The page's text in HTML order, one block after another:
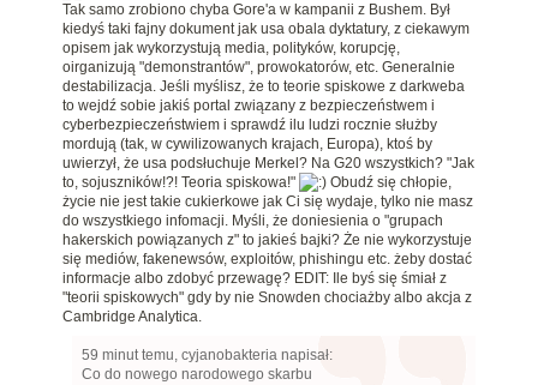
Tak samo zrobiono chyba Gore'a w kampanii z Bushem. Był
kiedyś taki fajny dokument jak usa obala dyktatury, z ciekawym
opisem jak wykorzystują media, polityków, korupcję,
oirganizują "demonstrantów", prowokatorów, etc. Generalnie
destabilizacja. Jeśli myślisz, że to teorie spiskowe z darkweba
to wejdź sobie jakiś portal związany z bezpieczeństwem i
cyberbezpieczeństwiem i sprawdź ilu ludzi rocznie służby
mordują (tak, w cywilizowanych krajach, Europa), ktoś by
uwierzył, że usa podsłuchuje Merkel? Na G20 wszystkich? "Jak
to, sojuszników!?! Teoria spiskowa!"
Obudź się chłopie,
życie nie jest takie cukierkowe jak Ci się wydaje, tylko nie masz
do wszystkiego infomacji. Myśli, że doniesienia o "grupach
hakerskich powiązanych z" to jakieś bajki? Że nie wykorzystuje
się mediów, fakenewsów, exploitów, phishingu etc. żeby dostać
informacje albo zdobyć przewagę? EDIT: Ile byś się śmiał z
"teorii spiskowych" gdy by nie Snowden chociażby albo akcja z
Cambridge Analytica.
59 minut temu, cyjanobakteria napisał:
Co do nowego narodowego skarbu